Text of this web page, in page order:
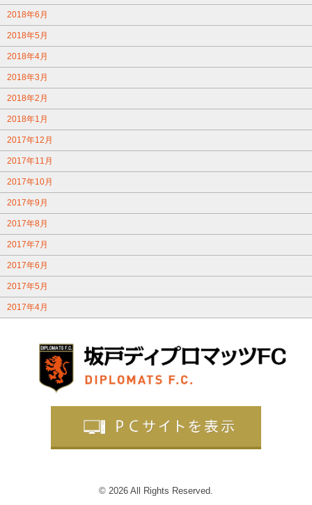
2018年6月
2018年5月
2018年4月
2018年3月
2018年2月
2018年1月
2017年12月
2017年11月
2017年10月
2017年9月
2017年8月
2017年7月
2017年6月
2017年5月
2017年4月
© 2026 All Rights Reserved.